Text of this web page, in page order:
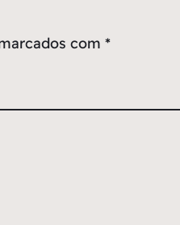
com *